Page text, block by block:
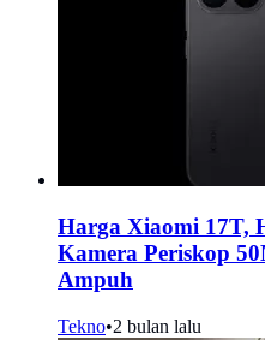
Harga Xiaomi 17T,
Kamera Periskop
Ampuh
Tekno•2 bulan lalu